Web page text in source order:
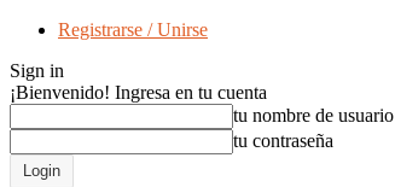
Registrarse / Unirse
Sign in
¡Bienvenido! Ingresa en tu cuenta
tu nombre de usuario
tu contraseña